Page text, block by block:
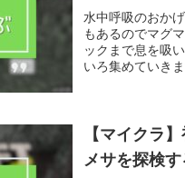
水中呼吸のおか
もあるのでマグ
ックまで息を吸
いろ集めていき
【マイクラ
メサを探検す